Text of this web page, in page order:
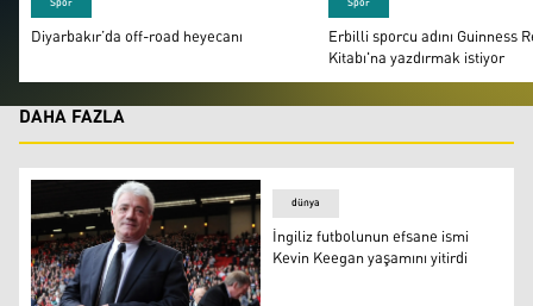
Diyarbakır’da off-road heyecanı Erbilli sporcu adını Guinness
Kitabı'na yazdırmak istiyor
DAHA FAZLA
dünya
İngiliz futbolunun efsane ismi
Kevin Keegan yaşamını yitirdi